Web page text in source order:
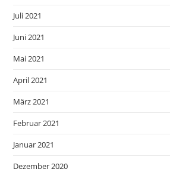
Juli 2021
Juni 2021
Mai 2021
April 2021
März 2021
Februar 2021
Januar 2021
Dezember 2020